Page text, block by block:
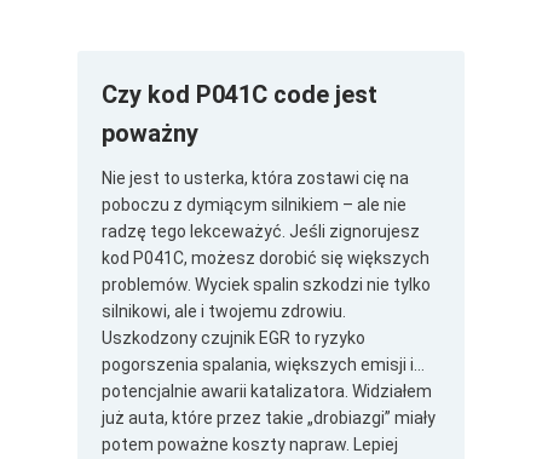
Czy kod P041C code jest
poważny
Nie jest to usterka, która zostawi cię na
poboczu z dymiącym silnikiem – ale nie
radzę tego lekceważyć. Jeśli zignorujesz
kod P041C, możesz dorobić się większych
problemów. Wyciek spalin szkodzi nie tylko
silnikowi, ale i twojemu zdrowiu.
Uszkodzony czujnik EGR to ryzyko
pogorszenia spalania, większych emisji i…
potencjalnie awarii katalizatora. Widziałem
już auta, które przez takie „drobiazgi” miały
potem poważne koszty napraw. Lepiej